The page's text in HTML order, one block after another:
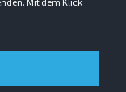
nur an Unternehmer,